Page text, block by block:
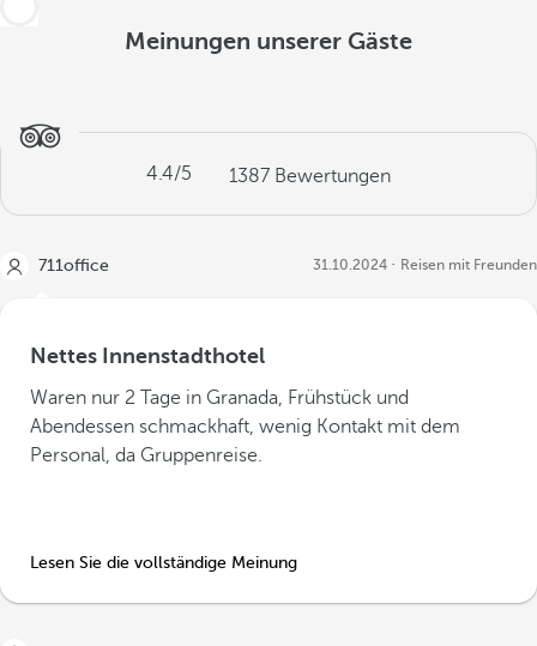
Meinungen unserer Gäste
4.4/5 1387 Bewertungen
711office 31.10.2024 Reisen mit Freunden
Nettes Innenstadthotel
Waren nur 2 Tage in Granada, Frühstück und
Abendessen schmackhaft, wenig Kontakt mit dem
Personal, da Gruppenreise.
Lesen Sie die vollständige Meinung